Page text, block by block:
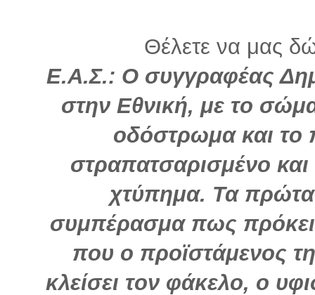
Θέλετε να μας
Ε.Α.Σ.: Ο συγγραφέας
στην Εθνική, με το
οδόστρωμα και
στραπατσαρισμένο
χτύπημα. Τα πρώτα
συμπέρασμα πως
που ο προϊστάμενος
κλείσει τον φάκελο, ο